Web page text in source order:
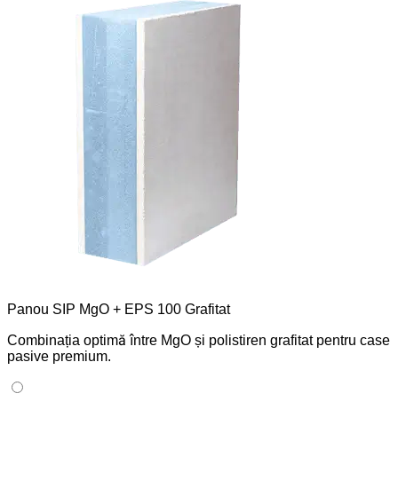
Panou SIP MgO + EPS 100 Grafitat
Combinația optimă între MgO și polistiren grafitat pentru case
pasive premium.